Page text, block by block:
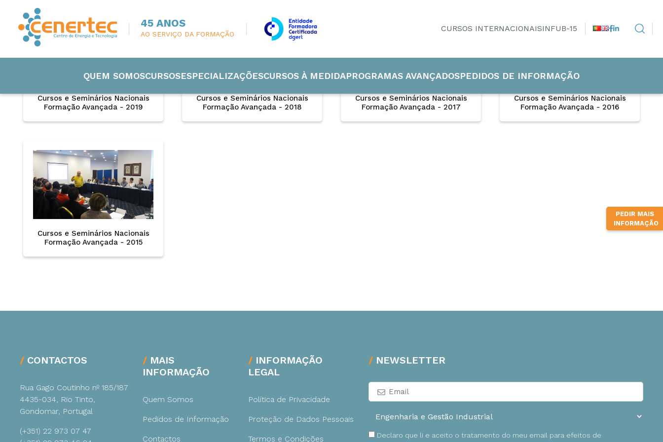
45 ANOS
AO SERVIÇO DA FORMAÇÃO
CURSOS INTERNACIONAISINFUB-15
QUEM SOMOSCURSOSESPECIALIZAÇÕESCURSOS À MEDIDAPROGRAMAS AVANÇADOSPEDIDOS DE INFORMAÇÃO
PEDIR MAIS
INFORMAÇÃO
Cursos e Seminários Nacionais
Formação Avançada - 2019
Cursos e Seminários Nacionais
Formação Avançada - 2018
Cursos e Seminários Nacionais
Formação Avançada - 2017
Cursos e Seminários Nacionais
Formação Avançada - 2016
Cursos e Seminários Nacionais
Formação Avançada - 2015
CONTACTOS
Rua Gago Coutinho nº 185/187
4435-034, Rio Tinto,
Gondomar, Portugal
(+351) 22 973 07 47
MAIS
INFORMAÇÃO
Quem Somos
Pedidos de Informação
Contactos
INFORMAÇÃO
LEGAL
Política de Privacidade
Proteção de Dados Pessoais
Termos e Condições
NEWSLETTER
Declaro que li e aceito o tratamento do meu email para efeitos de